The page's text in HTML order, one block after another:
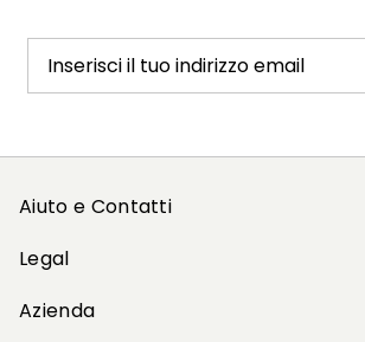
Inserisci il tuo indirizzo email
Aiuto e Contatti
Legal
Azienda